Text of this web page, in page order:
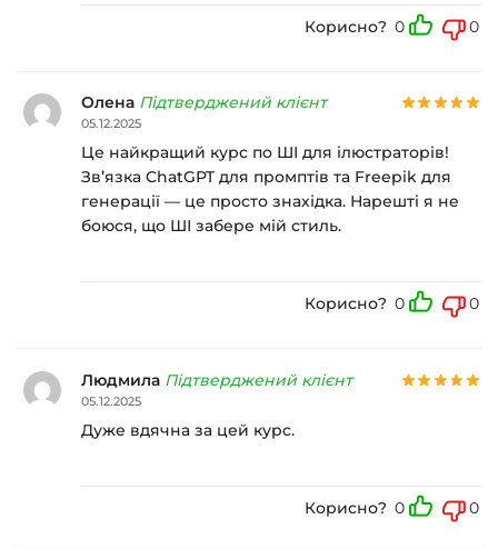
Корисно? 0 0
Олена Підтверджений клієнт
05.12.2025
Це найкращий курс по ШІ для ілюстраторів!
Зв’язка ChatGPT для промптів та Freepik для
генерації — це просто знахідка. Нарешті я не
боюся, що ШІ забере мій стиль.
Корисно? 0 0
Людмила Підтверджений клієнт
05.12.2025
Дуже вдячна за цей курс.
Корисно? 0 0